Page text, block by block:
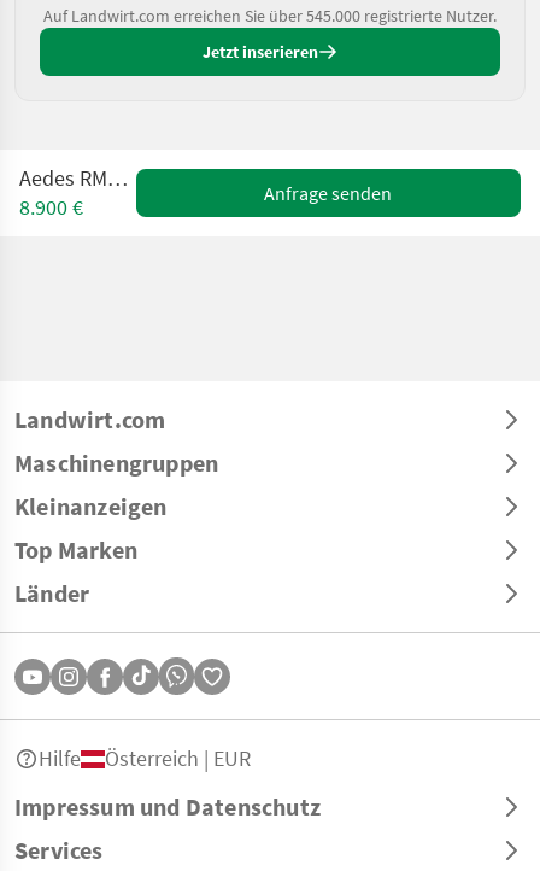
Auf Landwirt.com erreichen Sie über 545.000 registrierte Nutzer.
Jetzt inserieren
Aedes RMV 20/28
8.900 €
Anfrage senden
Landwirt.com
Maschinengruppen
Kleinanzeigen
Top Marken
Länder
Impressum und Datenschutz
Services
Hilfe Österreich | EUR